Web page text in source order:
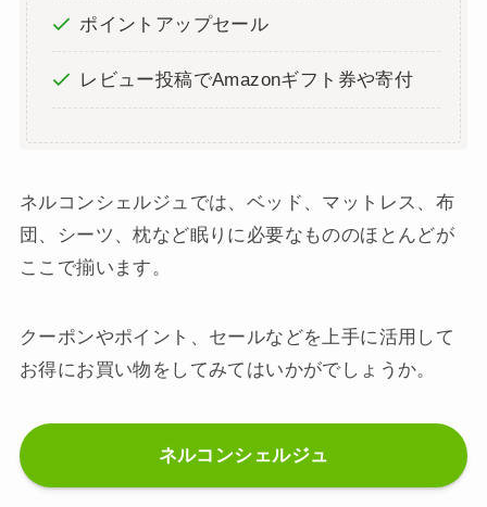
ポイントアップセール
レビュー投稿でAmazonギフト券や寄付
ネルコンシェルジュでは、ベッド、マットレス、布
団、シーツ、枕など眠りに必要なもののほとんどが
ここで揃います。
クーポンやポイント、セールなどを上手に活用して
お得にお買い物をしてみてはいかがでしょうか。
ネルコンシェルジュ